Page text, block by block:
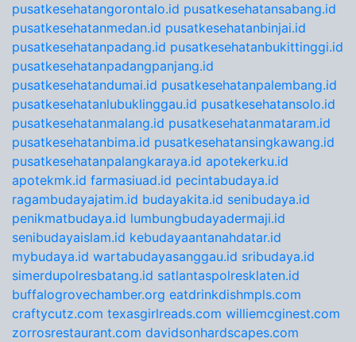
pusatkesehatangorontalo.id pusatkesehatansabang.id
pusatkesehatanmedan.id pusatkesehatanbinjai.id
pusatkesehatanpadang.id pusatkesehatanbukittinggi.id
pusatkesehatanpadangpanjang.id
pusatkesehatandumai.id pusatkesehatanpalembang.id
pusatkesehatanlubuklinggau.id pusatkesehatansolo.id
pusatkesehatanmalang.id pusatkesehatanmataram.id
pusatkesehatanbima.id pusatkesehatansingkawang.id
pusatkesehatanpalangkaraya.id apotekerku.id
apotekmk.id farmasiuad.id pecintabudaya.id
ragambudayajatim.id budayakita.id senibudaya.id
penikmatbudaya.id lumbungbudayadermaji.id
senibudayaislam.id kebudayaantanahdatar.id
mybudaya.id wartabudayasanggau.id sribudaya.id
simerdupolresbatang.id satlantaspolresklaten.id
buffalogrovechamber.org eatdrinkdishmpls.com
craftycutz.com texasgirlreads.com williemcginest.com
zorrosrestaurant.com davidsonhardscapes.com